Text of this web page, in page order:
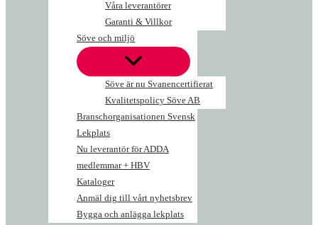
Våra leverantörer
Garanti & Villkor
Söve och miljö
Söve är nu Svanencertifierat
Kvalitetspolicy Söve AB
Branschorganisationen Svensk
Lekplats
Nu leverantör för ADDA
medlemmar + HBV
Kataloger
Anmäl dig till vårt nyhetsbrev
Bygga och anlägga lekplats